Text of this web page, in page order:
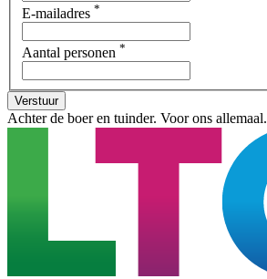
E-mailadres *
Aantal personen *
Verstuur
Achter de boer en tuinder. Voor ons allemaal.